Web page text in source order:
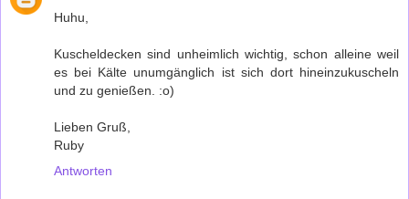
Huhu,
Kuscheldecken sind unheimlich wichtig, schon alleine weil
es bei Kälte unumgänglich ist sich dort hineinzukuscheln
und zu genießen. :o)
Lieben Gruß,
Ruby
Antworten